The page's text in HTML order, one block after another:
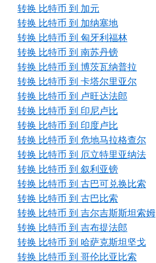
转换 比特币 到 加元
转换 比特币 到 加纳塞地
转换 比特币 到 匈牙利福林
转换 比特币 到 南苏丹镑
转换 比特币 到 博茨瓦纳普拉
转换 比特币 到 卡塔尔里亚尔
转换 比特币 到 卢旺达法郎
转换 比特币 到 印尼卢比
转换 比特币 到 印度卢比
转换 比特币 到 危地马拉格查尔
转换 比特币 到 厄立特里亚纳法
转换 比特币 到 叙利亚镑
转换 比特币 到 古巴可兑换比索
转换 比特币 到 古巴比索
转换 比特币 到 吉尔吉斯斯坦索姆
转换 比特币 到 吉布提法郎
转换 比特币 到 哈萨克斯坦坚戈
转换 比特币 到 哥伦比亚比索